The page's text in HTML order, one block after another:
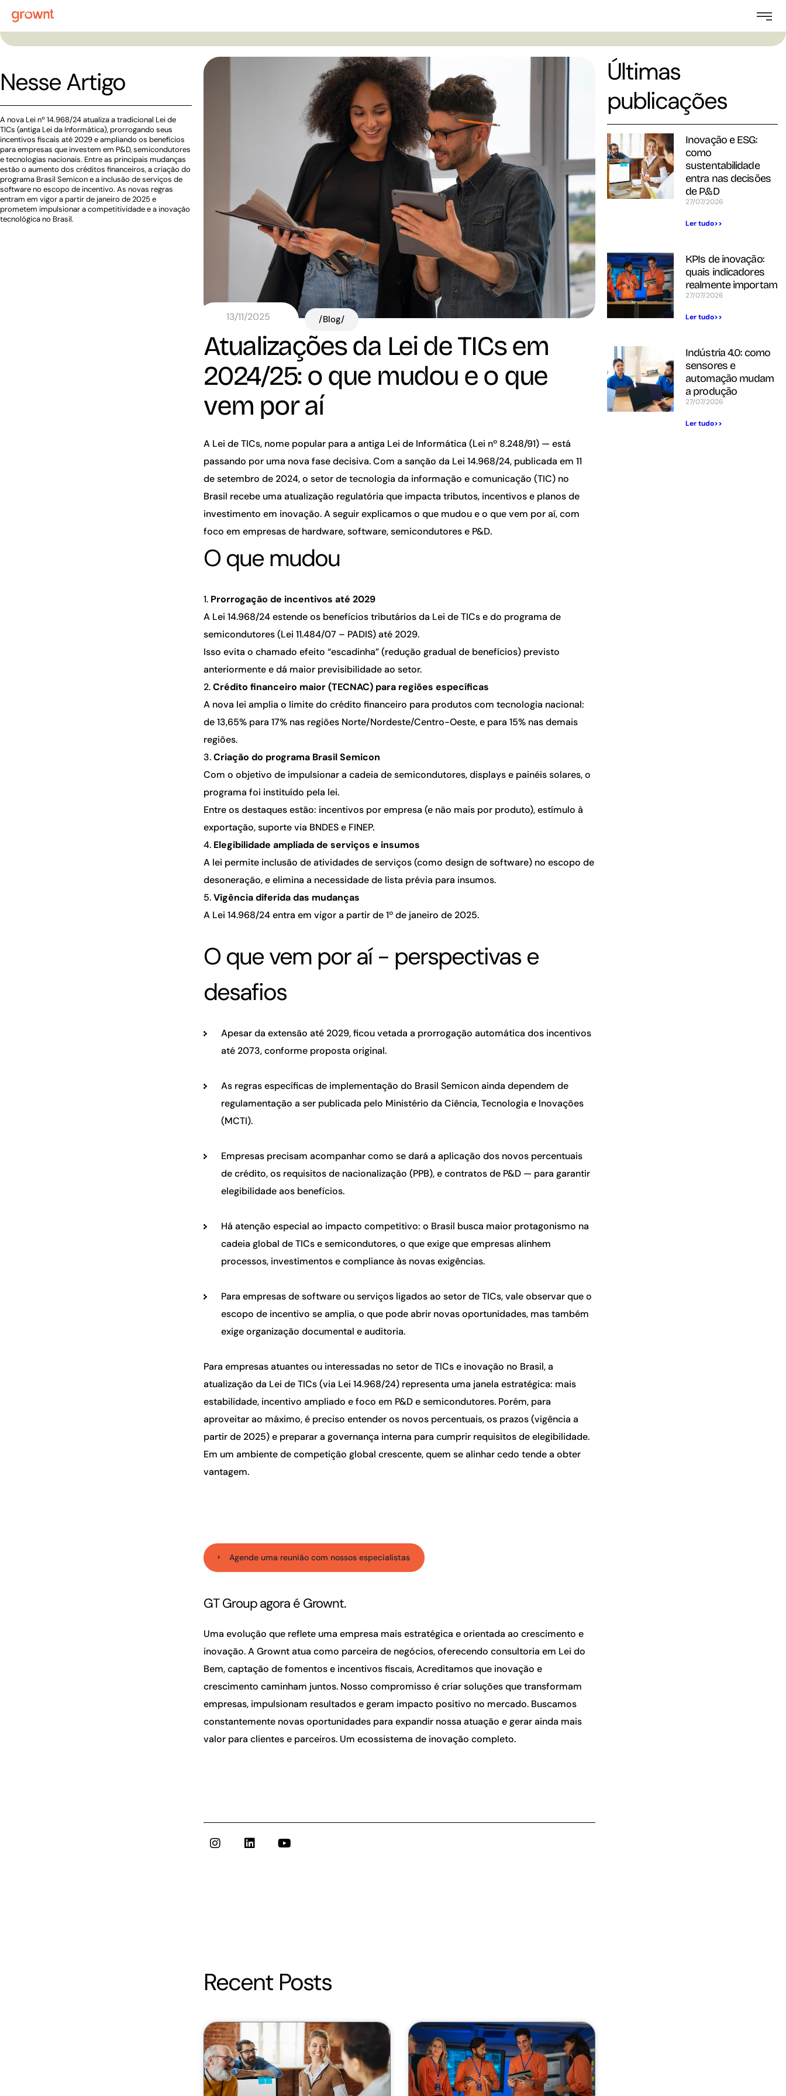
Nesse Artigo
A nova Lei nº 14.968/24 atualiza a tradicional Lei de
TICs (antiga Lei da Informática), prorrogando seus
incentivos fiscais até 2029 e ampliando os benefícios
para empresas que investem em P&D, semicondutores
e tecnologias nacionais. Entre as principais mudanças
estão o aumento dos créditos financeiros, a criação do
programa Brasil Semicon e a inclusão de serviços de
software no escopo de incentivo. As novas regras
entram em vigor a partir de janeiro de 2025 e
prometem impulsionar a competitividade e a inovação
tecnológica no Brasil.
13/11/2025 /Blog/
Atualizações da Lei de TICs em
2024/25: o que mudou e o que
vem por aí
A Lei de TICs, nome popular para a antiga Lei de Informática (Lei nº 8.248/91) — está
passando por uma nova fase decisiva. Com a sanção da Lei 14.968/24, publicada em 11
de setembro de 2024, o setor de tecnologia da informação e comunicação (TIC) no
Brasil recebe uma atualização regulatória que impacta tributos, incentivos e planos de
investimento em inovação.A seguir explicamoso que mudoueo que vem por aí, com
foco em empresas de hardware, software, semicondutores e P&D.
O que mudou
Prorrogação de incentivos até 2029
A Lei 14.968/24 estende os benefícios tributários da Lei de TICs e do programa de
semicondutores (Lei 11.484/07 – PADIS) até 2029.
Isso evita o chamado efeito “escadinha” (redução gradual de benefícios) previsto
anteriormente e dá maior previsibilidade ao setor.
Crédito financeiro maior (TECNAC) para regiões específicas
A nova lei amplia o limite do crédito financeiro para produtos com tecnologia nacional:
de 13,65% para 17% nas regiões Norte/Nordeste/Centro-Oeste, e para 15% nas demais
regiões.
Criação do programa Brasil Semicon
Com o objetivo de impulsionar a cadeia de semicondutores, displays e painéis solares, o
programa foi instituído pela lei.
Entre os destaques estão: incentivos por empresa (e não mais por produto), estímulo à
exportação, suporte via BNDES e FINEP.
Elegibilidade ampliada de serviços e insumos
A lei permite inclusão de atividades de serviços (como design de software) no escopo de
desoneração, e elimina a necessidade de lista prévia para insumos.
Vigência diferida das mudanças
A Lei 14.968/24 entra em vigor a partir de 1º de janeiro de 2025.
O que vem por aí - perspectivas e
desafios
Apesar da extensão até 2029, ficou vetada a prorrogação automática dos incentivos
até 2073, conforme proposta original.
As regras específicas de implementação do Brasil Semicon ainda dependem de
regulamentação a ser publicada pelo Ministério da Ciência, Tecnologia e Inovações
(MCTI).
Empresas precisam acompanhar como se dará a aplicação dos novos percentuais
de crédito, os requisitos de nacionalização (PPB), e contratos de P&D — para garantir
elegibilidade aos benefícios.
Há atenção especial ao impacto competitivo: o Brasil busca maior protagonismo na
cadeia global de TICs e semicondutores, o que exige que empresas alinhem
processos, investimentos e compliance às novas exigências.
Para empresas de software ou serviços ligados ao setor de TICs, vale observar que o
escopo de incentivo se amplia, o que pode abrir novas oportunidades, mas também
exige organização documental e auditoria.
Para empresas atuantes ou interessadas no setor de TICs e inovação no Brasil, a
atualização da Lei de TICs (via Lei 14.968/24) representa uma janela estratégica: mais
estabilidade, incentivo ampliado e foco em P&D e semicondutores. Porém, para
aproveitar ao máximo, é preciso entender os novos percentuais, os prazos (vigência a
partir de 2025) e preparar a governança interna para cumprir requisitos de elegibilidade.
Em um ambiente de competição global crescente, quem se alinhar cedo tende a obter
vantagem.
Agende uma reunião com nossos especialistas
GT Group agora é Grownt.
Uma evolução que reflete uma empresa mais estratégica e orientada ao crescimento e
inovação. A Grownt atua como parceira de negócios, oferecendo consultoria em Lei do
Bem, captação de fomentos e incentivos fiscais, Acreditamos que inovação e
crescimento caminham juntos. Nosso compromisso é criar soluções que transformam
empresas, impulsionam resultados e geram impacto positivo no mercado. Buscamos
constantemente novas oportunidades para expandir nossa atuação e gerar ainda mais
valor para clientes e parceiros. Um ecossistema de inovação completo.
Últimas
publicações
Inovação e ESG:
como
sustentabilidade
entra nas decisões
de P&D
27/07/2026
Ler tudo>>
KPIs de inovação:
quais indicadores
realmente importam
27/07/2026
Ler tudo>>
Indústria 4.0: como
sensores e
automação mudam
a produção
27/07/2026
Ler tudo>>
Recent Posts